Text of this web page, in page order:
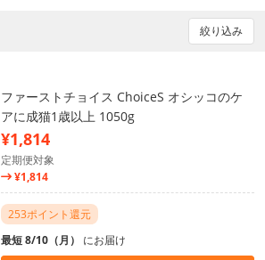
絞り込み
ファーストチョイス ChoiceS オシッコのケ
アに成猫1歳以上 1050g
¥1,814
定期便対象
¥1,814
253ポイント還元
最短 8/10（月） にお届け